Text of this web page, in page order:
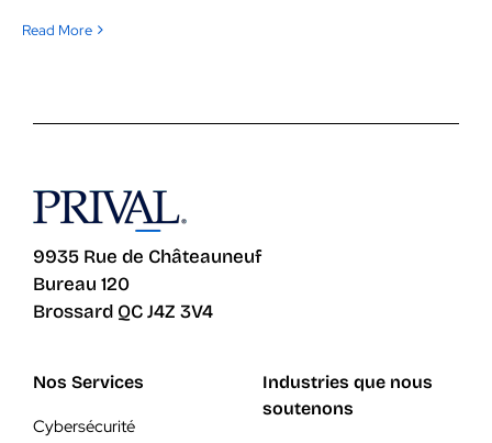
Read More
9935 Rue de Châteauneuf
Bureau 120
Brossard QC J4Z 3V4
Nos Services
Cybersécurité
Industries que nous
soutenons